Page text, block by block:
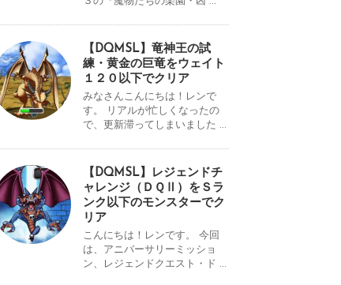
【DQMSL】竜神王の試
練・黄金の巨竜をウェイト
１２０以下でクリア
みなさんこんにちは！レンで
す。 リアルが忙しくなったの
で、更新滞ってしまいました ...
【DQMSL】レジェンドチ
ャレンジ（ＤＱⅡ）をＳラ
ンク以下のモンスターでク
リア
こんにちは！レンです。 今回
は、アニバーサリーミッショ
ン、レジェンドクエスト・ド ...